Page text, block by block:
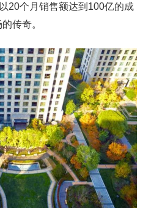
20个月销售额达到100亿的成
传奇。